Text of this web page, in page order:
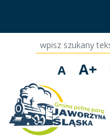
wpisz szukany tekst
A A+